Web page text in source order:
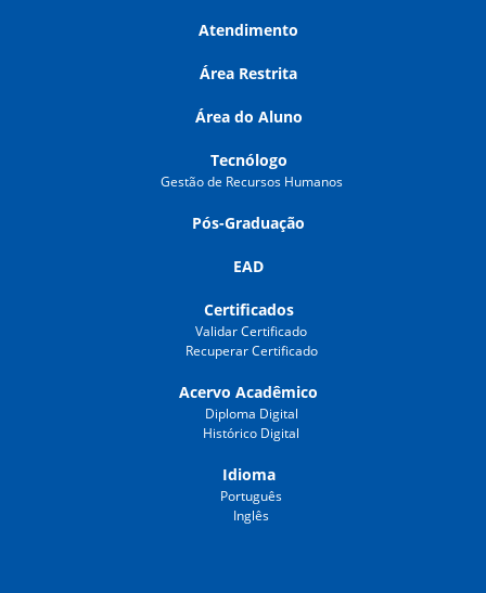
Atendimento
Área Restrita
Área do Aluno
Tecnólogo
Gestão de Recursos Humanos
Pós-Graduação
EAD
Certificados
Validar Certificado
Recuperar Certificado
Acervo Acadêmico
Diploma Digital
Histórico Digital
Idioma
Português
Inglês